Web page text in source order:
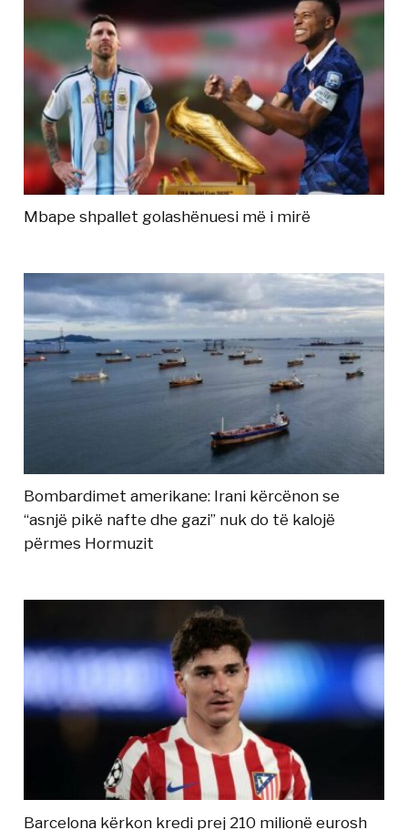
Mbape shpallet golashënuesi më i mirë
Bombardimet amerikane: Irani kërcënon se
“asnjë pikë nafte dhe gazi” nuk do të kalojë
përmes Hormuzit
Barcelona kërkon kredi prej 210 milionë eurosh